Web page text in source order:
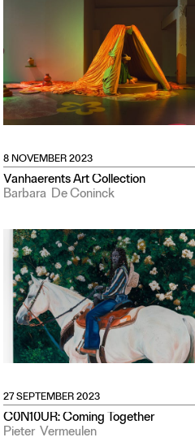
8 NOVEMBER 2023
Vanhaerents Art Collection
Barbara De Coninck
27 SEPTEMBER 2023
C0N10UR: Coming Together
Pieter Vermeulen